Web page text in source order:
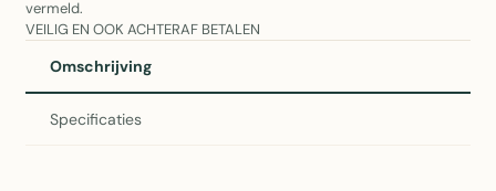
vermeld.
VEILIG EN OOK ACHTERAF BETALEN
Omschrijving
Specificaties